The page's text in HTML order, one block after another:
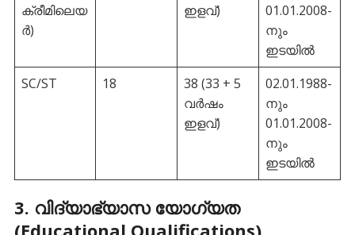
ക്രീമിലെയ
ർ)
ഇളവ്)
01.01.2008-
നും
ഇടയിൽ
SC/ST
18
38 (33 + 5
വർഷം
ഇളവ്)
02.01.1988-
നും
01.01.2008-
നും
ഇടയിൽ
​3. വിദ്യാഭ്യാസ യോഗ്യത
(Educational Qualifications)